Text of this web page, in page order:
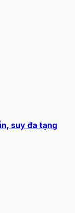
suy đa tạng